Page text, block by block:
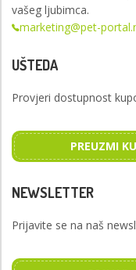
vašeg ljubimca.
marketing@pet-
UŠTEDA
Provjeri dostupnost
PREUZMI
NEWSLETTER
Prijavite se na naš